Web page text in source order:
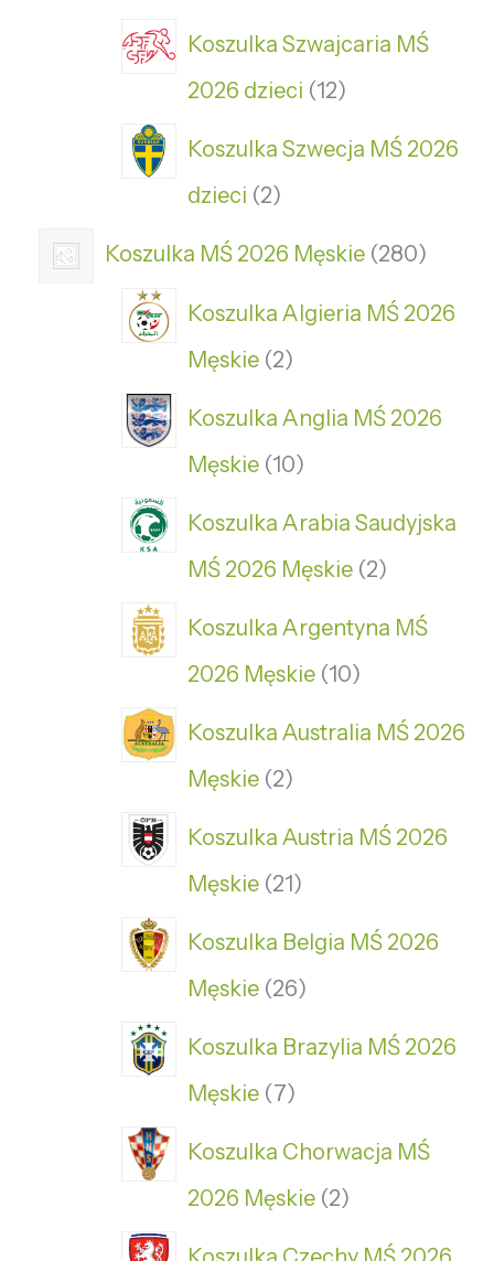
Koszulka Szwajcaria MŚ
2026 dzieci 12
Koszulka Szwecja MŚ 2026
dzieci 2
Koszulka MŚ 2026 Męskie 280
Koszulka Algieria MŚ 2026
Męskie 2
Koszulka Anglia MŚ 2026
Męskie 10
Koszulka Arabia Saudyjska
MŚ 2026 Męskie 2
Koszulka Argentyna MŚ
2026 Męskie 10
Koszulka Australia MŚ 2026
Męskie 2
Koszulka Austria MŚ 2026
Męskie 21
Koszulka Belgia MŚ 2026
Męskie 26
Koszulka Brazylia MŚ 2026
Męskie 7
Koszulka Chorwacja MŚ
2026 Męskie 2